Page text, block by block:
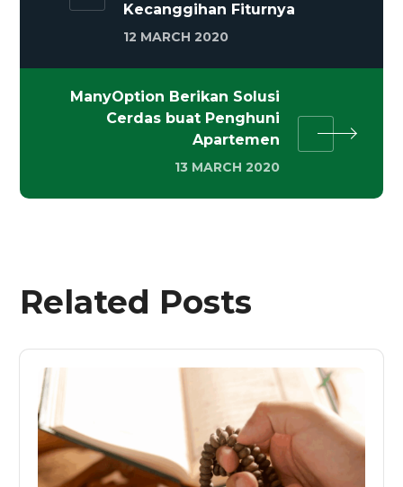
Kecanggihan Fiturnya
12 MARCH 2020
ManyOption Berikan Solusi
Cerdas buat Penghuni
Apartemen
13 MARCH 2020
Related Posts